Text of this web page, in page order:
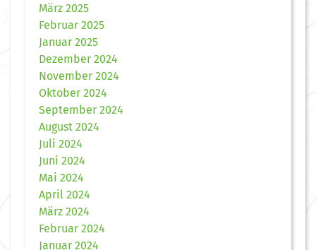
März 2025
Februar 2025
Januar 2025
Dezember 2024
November 2024
Oktober 2024
September 2024
August 2024
Juli 2024
Juni 2024
Mai 2024
April 2024
März 2024
Februar 2024
Januar 2024